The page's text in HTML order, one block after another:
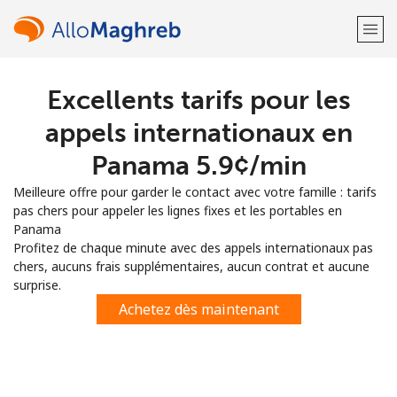
Bienvenue!
Vous avez déjà un compte?
S'enregistrer avec
ou
Excellents tarifs pour les
appels internationaux en
Panama ⁦5.9¢⁩/min
Meilleure offre pour garder le contact avec votre famille : tarifs
pas chers pour appeler les lignes fixes et les portables en
Panama
Profitez de chaque minute avec des appels internationaux pas
chers, aucuns frais supplémentaires, aucun contrat et aucune
surprise.
Achetez dès maintenant